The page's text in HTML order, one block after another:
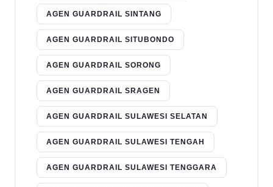
AGEN GUARDRAIL SINTANG
AGEN GUARDRAIL SITUBONDO
AGEN GUARDRAIL SORONG
AGEN GUARDRAIL SRAGEN
AGEN GUARDRAIL SULAWESI SELATAN
AGEN GUARDRAIL SULAWESI TENGAH
AGEN GUARDRAIL SULAWESI TENGGARA